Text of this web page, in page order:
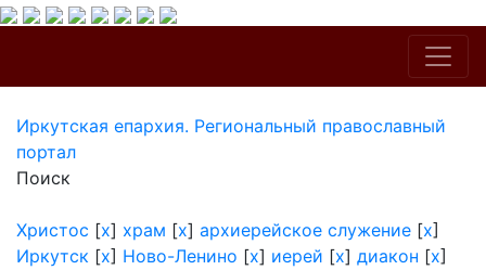
Иркутская епархия. Региональный православный
портал
Поиск
Христос [x] храм [x] архиерейское служение [x]
Иркутск [x] Ново-Ленино [x] иерей [x] диакон [x]